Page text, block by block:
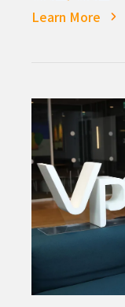
Learn More